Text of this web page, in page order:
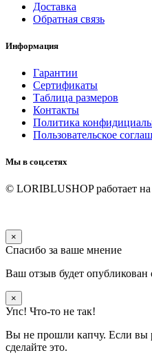
Доставка
Обратная связь
Информация
Гарантии
Сертификаты
Таблица размеров
Контакты
Политика
Пользовательское
Мы в соц.сетях
© LORIBLUSHOPработает
×
Спасибо за ваше мнение
Ваш отзыв будет опубликован
×
Упс! Что-то не так!
Вы не прошли капчу. Если вы
сделайте это.